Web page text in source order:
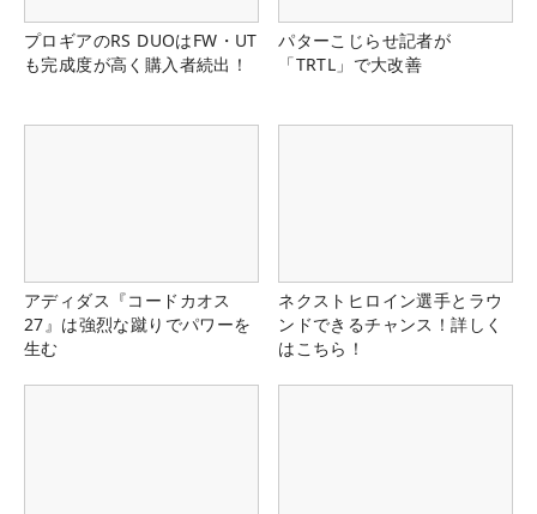
プロギアのRS DUOはFW・UT
も完成度が高く購入者続出！
パターこじらせ記者が
「TRTL」で大改善
アディダス『コードカオス
27』は強烈な蹴りでパワーを
生む
ネクストヒロイン選手とラウ
ンドできるチャンス！詳しく
はこちら！